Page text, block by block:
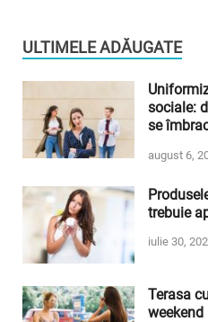
ULTIMELE ADĂUGATE
sociale:
se
august 6,
trebuie
iulie 30,
Terasa
weekend